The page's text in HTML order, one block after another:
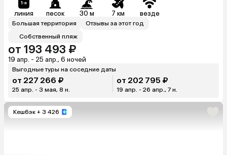
линия песок 30 м 7 км везде
Большая территория
Отзывы за этот год
Собственный пляж
от 193 493 ₽
19 апр. - 25 апр., 6 ночей
Выгодные туры на соседние даты
от 227 266 ₽
25 апр. - 3 мая, 8 н.
от 202 795 ₽
19 апр. - 26 апр., 7 н.
Кешбэк + 3 426